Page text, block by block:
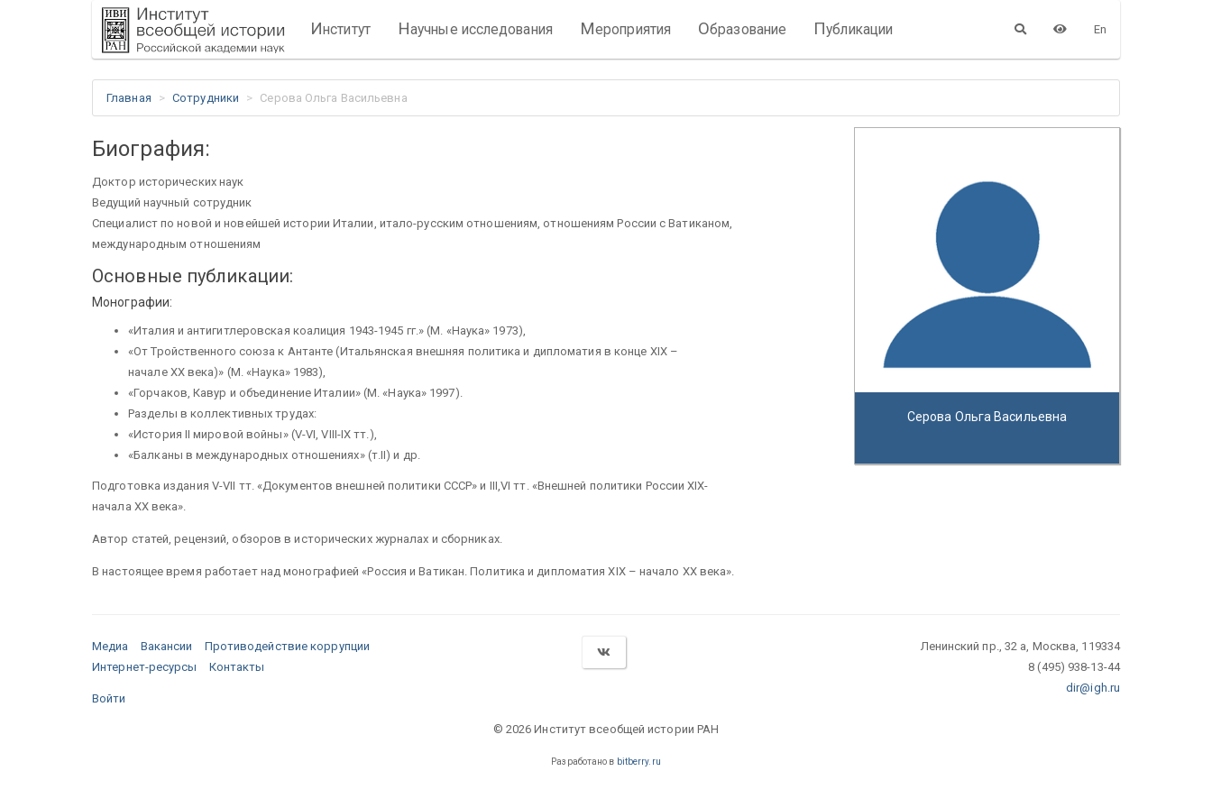
Институт Научные исследования Мероприятия Образование Публикации En
Главная Сотрудники Серова Ольга Васильевна
Биография:
Доктор исторических наук
Ведущий научный сотрудник
Специалист по новой и новейшей истории Италии, итало-русским отношениям, отношениям России с Ватиканом,
международным отношениям
Основные публикации:
Монографии:
«Италия и антигитлеровская коалиция 1943-1945 гг.» (М. «Наука» 1973),
«От Тройственного союза к Антанте (Итальянская внешняя политика и дипломатия в конце XIX –
начале XX века)» (М. «Наука» 1983),
«Горчаков, Кавур и объединение Италии» (М. «Наука» 1997).
Разделы в коллективных трудах:
«История II мировой войны» (V-VI, VIII-IX тт.),
«Балканы в международных отношениях» (т.II) и др.
Подготовка издания V-VII тт. «Документов внешней политики СССР» и III,VI тт. «Внешней политики России XIX-
начала XX века».
Автор статей, рецензий, обзоров в исторических журналах и сборниках.
В настоящее время работает над монографией «Россия и Ватикан. Политика и дипломатия XIX – начало XX века».
Серова Ольга Васильевна
Медиа Вакансии
Противодействие коррупции
Интернет-ресурсы
Контакты
Войти
Ленинский пр., 32 а, Москва, 119334
8 (495) 938-13-44
dir@igh.ru
© 2026 Институт всеобщей истории РАН
Разработано в bitberry.ru